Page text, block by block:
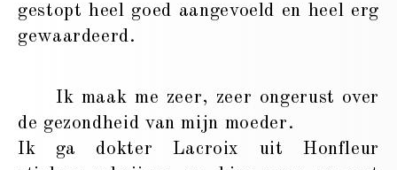
gestopt heel goed aangevoeld en heel erg
gewaardeerd.
Ik maak me zeer, zeer ongerust over
de gezondheid van mijn moeder.
Ik ga dokter Lacroix uit Honfleur